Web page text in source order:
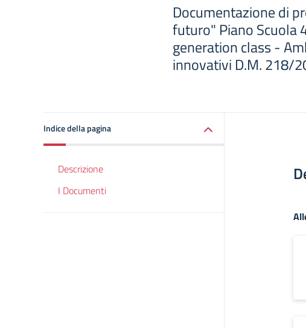
Documentazione di
futuro" Piano Scuola
generation class -
innovativi D.M. 218/
Indice della pagina
Descrizione
I Documenti